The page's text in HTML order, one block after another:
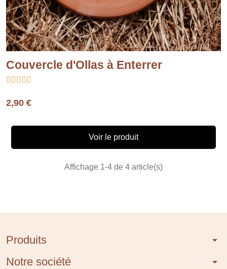
Couvercle d'Ollas à Enterrer
    
2,90 €
Voir le produit
Affichage 1-4 de 4 article(s)
Produits arrow_drop_down
Notre société arrow_drop_down